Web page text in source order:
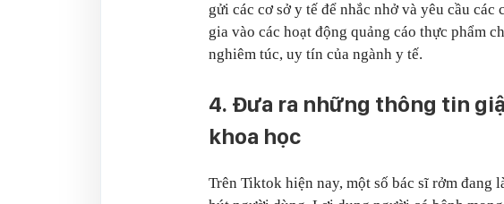
gửi các cơ sở y tế để nhắc nhở và yêu cầu
gia vào các hoạt động quảng cáo thực phẩm
nghiêm túc, uy tín của ngành y tế.
4. Đưa ra những thông tin
khoa học
Trên Tiktok hiện nay, một số bác sĩ rởm đang